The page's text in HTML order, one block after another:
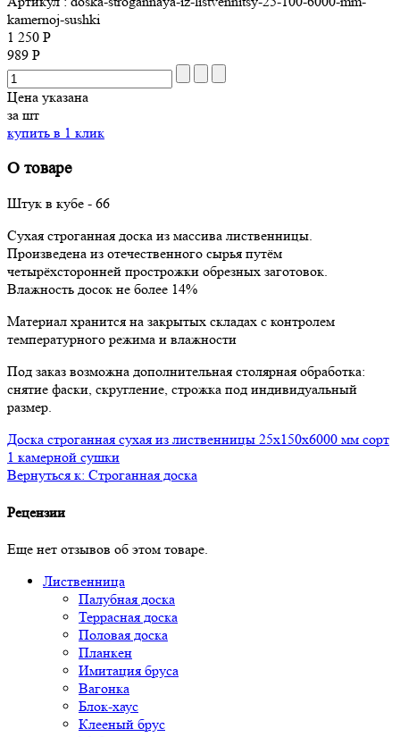
kamernoj-sushki
1 250 Р
989 Р
Цена указана
за шт
купить в 1 клик
О товаре
Штук в кубе - 66
Сухая строганная доска из массива лиственницы.
Произведена из отечественного сырья путём
четырёхсторонней прострожки обрезных заготовок.
Влажность досок не более 14%
Материал хранится на закрытых складах с контролем
температурного режима и влажности
Под заказ возможна дополнительная столярная обработка:
снятие фаски, скругление, строжка под индивидуальный
размер.
Доска строганная сухая из лиственницы 25x150x6000 мм сорт
1 камерной сушки
Вернуться к: Строганная доска
Рецензии
Еще нет отзывов об этом товаре.
Лиственница
Палубная доска
Террасная доска
Половая доска
Планкен
Имитация бруса
Вагонка
Блок-хаус
Клееный брус